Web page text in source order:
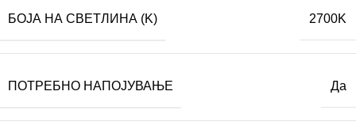
БОЈА НА СВЕТЛИНА (K) 2700K
ПОТРЕБНО НАПОЈУВАЊЕ Да